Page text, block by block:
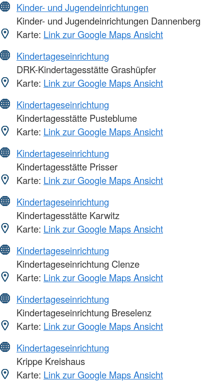
Kinder- und Jugendeinrichtungen
Kinder- und Jugendeinrichtungen Dannenberg
Karte: Link zur Google Maps Ansicht
Kindertageseinrichtung
DRK-Kindertagesstätte Grashüpfer
Karte: Link zur Google Maps Ansicht
Kindertageseinrichtung
Kindertagesstätte Pusteblume
Karte: Link zur Google Maps Ansicht
Kindertageseinrichtung
Kindertagesstätte Prisser
Karte: Link zur Google Maps Ansicht
Kindertageseinrichtung
Kindertagesstätte Karwitz
Karte: Link zur Google Maps Ansicht
Kindertageseinrichtung
Kindertageseinrichtung Clenze
Karte: Link zur Google Maps Ansicht
Kindertageseinrichtung
Kindertageseinrichtung Breselenz
Karte: Link zur Google Maps Ansicht
Kindertageseinrichtung
Krippe Kreishaus
Karte: Link zur Google Maps Ansicht